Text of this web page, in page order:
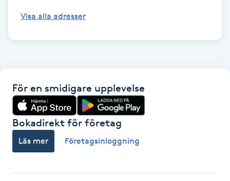
Hälsprickor
Idrottsmassage
Visa alla adresser
För en smidigare upplevelse
Bokadirekt för företag
Läs mer Företagsinloggning